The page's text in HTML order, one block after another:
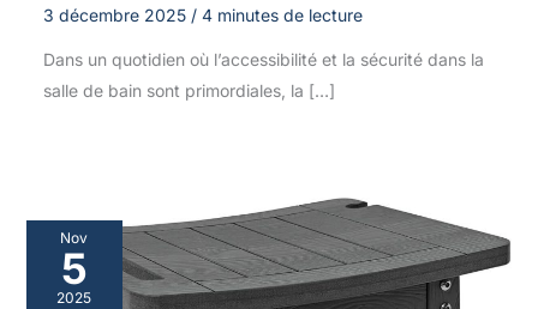
3 décembre 2025 / 4 minutes de lecture
Dans un quotidien où l’accessibilité et la sécurité dans la
salle de bain sont primordiales, la […]
Nov
5
2025